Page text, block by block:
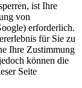
ist Ihre
von
erforderlich.
für Sie zu
Ihre Zustimmung
können die
Seite